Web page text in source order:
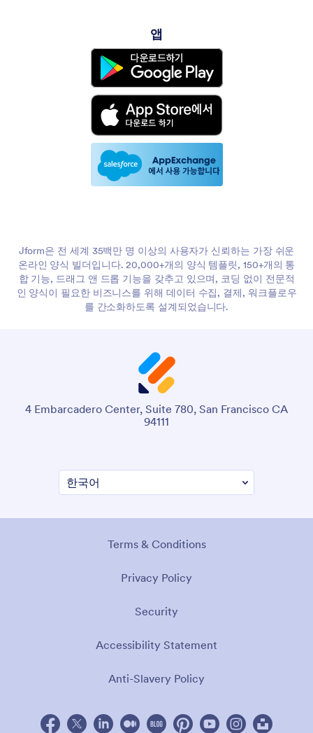
앱
Jform은 전 세계 35백만 명 이상의 사용자가 신뢰하는 가장 쉬운
온라인 양식 빌더입니다. 20,000+개의 양식 템플릿, 150+개의 통
합 기능, 드래그 앤 드롭 기능을 갖추고 있으며, 코딩 없이 전문적
인 양식이 필요한 비즈니스를 위해 데이터 수집, 결제, 워크플로우
를 간소화하도록 설계되었습니다.
4 Embarcadero Center, Suite 780, San Francisco CA
94111
Terms & Conditions
Privacy Policy
Security
Accessibility Statement
Anti-Slavery Policy